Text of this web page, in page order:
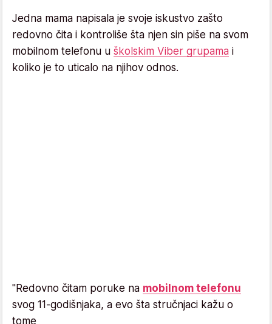
Jedna mama napisala je svoje iskustvo zašto
redovno čita i kontroliše šta njen sin piše na svom
mobilnom telefonu u školskim Viber grupama i
koliko je to uticalo na njihov odnos.
"Redovno čitam poruke na mobilnom telefonu
svog 11-godišnjaka, a evo šta stručnjaci kažu o
tome